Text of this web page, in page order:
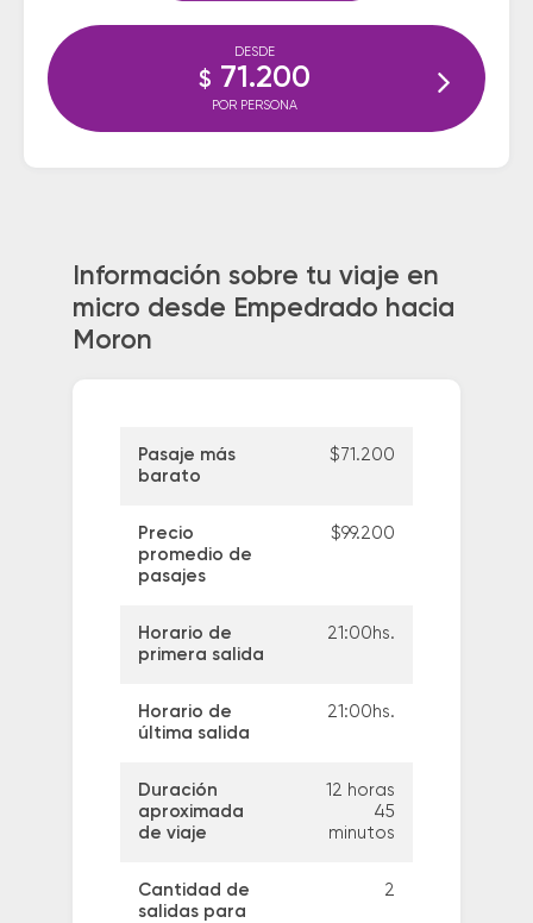
DESDE
$ 71.200
POR PERSONA
Información sobre tu viaje en
micro desde Empedrado hacia
Moron
Pasaje más
barato
$71.200
Precio
promedio de
pasajes
$99.200
Horario de
primera salida
21:00hs.
Horario de
última salida
21:00hs.
Duración
aproximada
de viaje
12 horas
45
minutos
Cantidad de
salidas para
2